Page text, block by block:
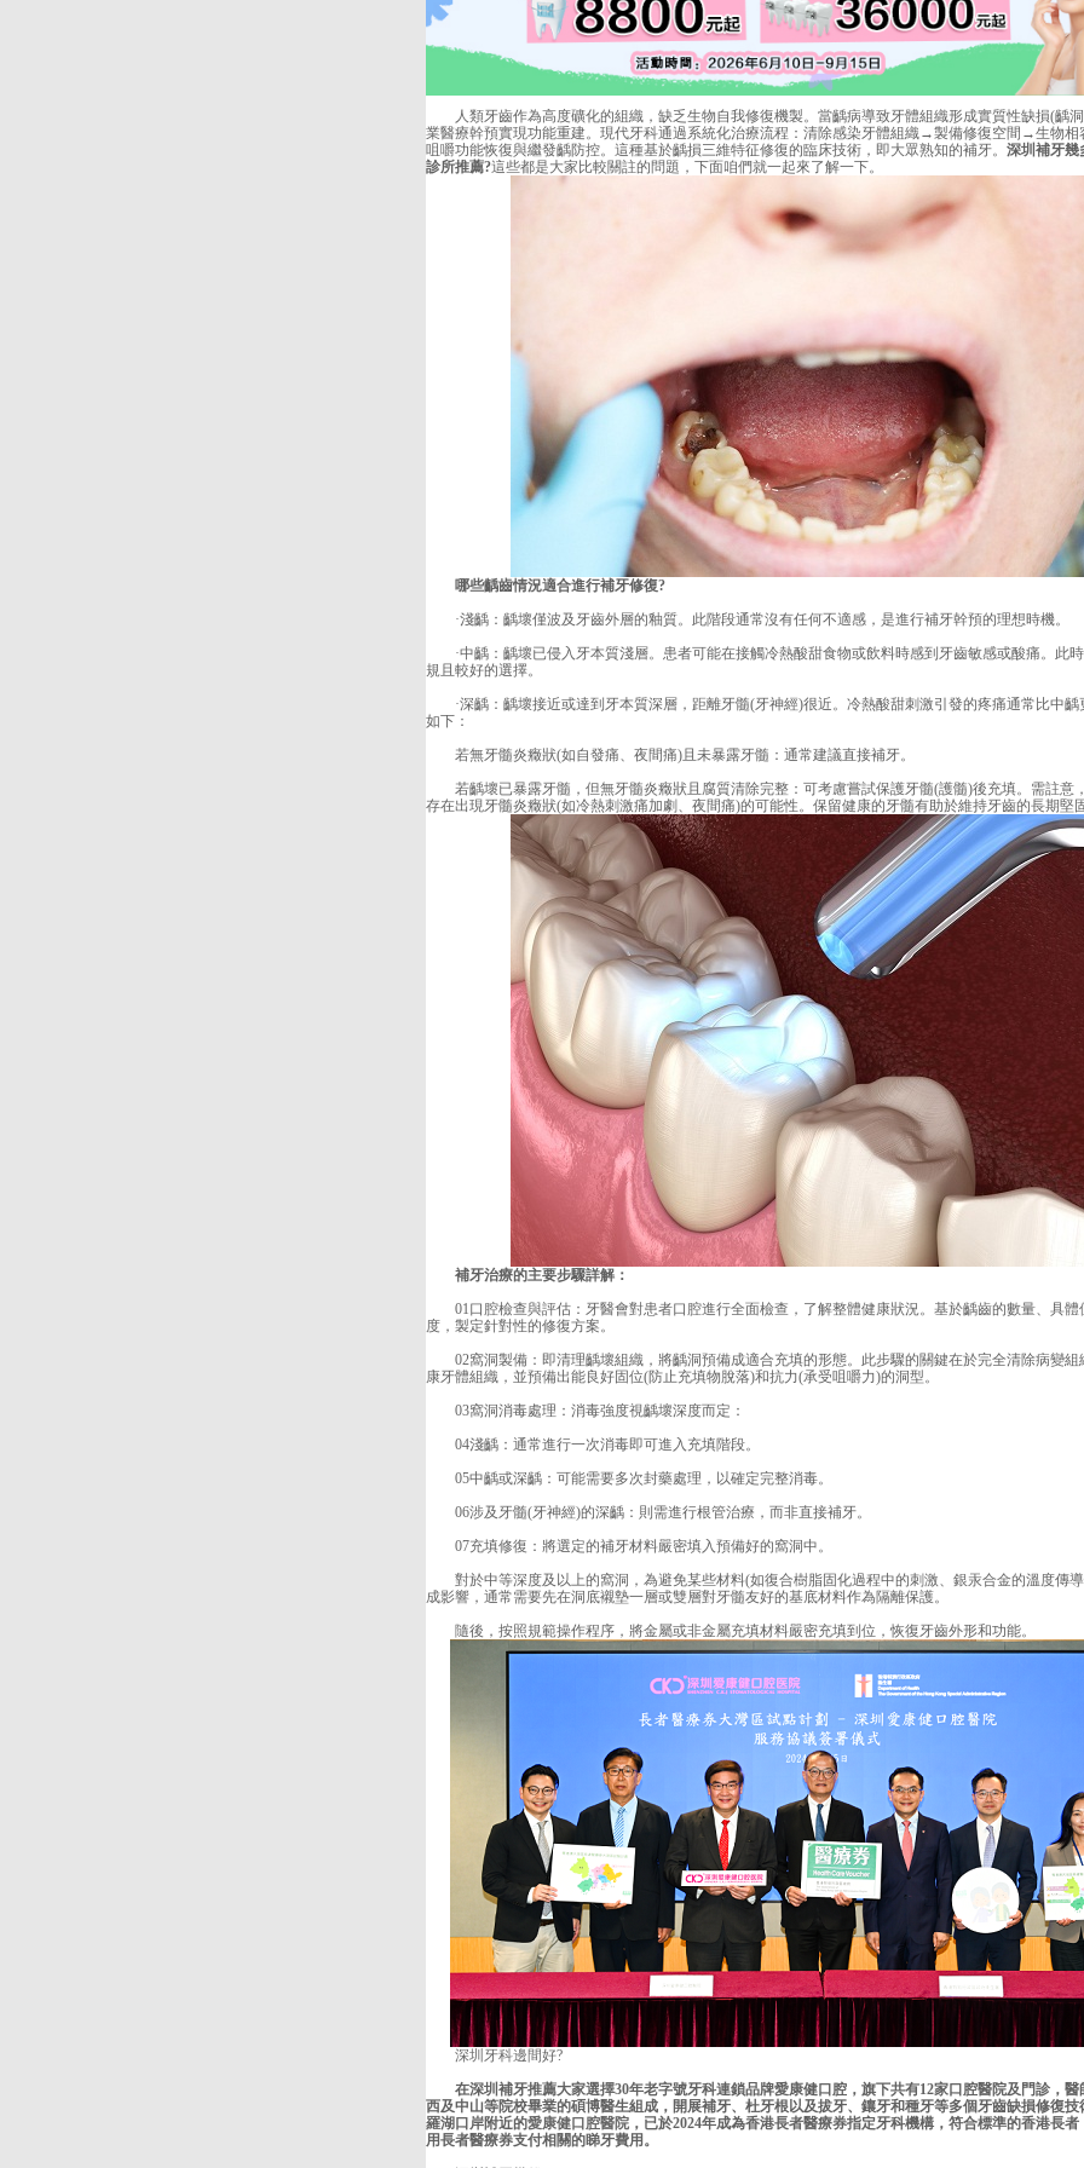
人類牙齒作為高度礦化的組織，缺乏生物自我修復機製。當齲病導致牙體組織形成實質性缺損(齲
業醫療幹預實現功能重建。現代牙科通過系統化治療流程：清除感染牙體組織→製備修復空間→生物相
咀嚼功能恢復與繼發齲防控。這種基於齲損三維特征修復的臨床技術，即大眾熟知的補牙。 深圳補牙幾
診所推薦?這些都是大家比較關註的問題，下面咱們就一起來了解一下。
哪些齲齒情況適合進行補牙修復?
·淺齲：齲壞僅波及牙齒外層的釉質。此階段通常沒有任何不適感，是進行補牙幹預的理想時機。
·中齲：齲壞已侵入牙本質淺層。患者可能在接觸冷熱酸甜食物或飲料時感到牙齒敏感或酸痛。此
規且較好的選擇。
·深齲：齲壞接近或達到牙本質深層，距離牙髓(牙神經)很近。冷熱酸甜刺激引發的疼痛通常比中齲
如下：
若無牙髓炎癥狀(如自發痛、夜間痛)且未暴露牙髓：通常建議直接補牙。
若齲壞已暴露牙髓，但無牙髓炎癥狀且腐質清除完整：可考慮嘗試保護牙髓(護髓)後充填。需註意
存在出現牙髓炎癥狀(如冷熱刺激痛加劇、夜間痛)的可能性。保留健康的牙髓有助於維持牙齒的長期堅
補牙治療的主要步驟詳解：
01口腔檢查與評估：牙醫會對患者口腔進行全面檢查，了解整體健康狀況。基於齲齒的數量、具體
度，製定針對性的修復方案。
02窩洞製備：即清理齲壞組織，將齲洞預備成適合充填的形態。此步驟的關鍵在於完全清除病變組
康牙體組織，並預備出能良好固位(防止充填物脫落)和抗力(承受咀嚼力)的洞型。
03窩洞消毒處理：消毒強度視齲壞深度而定：
04淺齲：通常進行一次消毒即可進入充填階段。
05中齲或深齲：可能需要多次封藥處理，以確定完整消毒。
06涉及牙髓(牙神經)的深齲：則需進行根管治療，而非直接補牙。
07充填修復：將選定的補牙材料嚴密填入預備好的窩洞中。
對於中等深度及以上的窩洞，為避免某些材料(如復合樹脂固化過程中的刺激、銀汞合金的溫度傳
成影響，通常需要先在洞底襯墊一層或雙層對牙髓友好的基底材料作為隔離保護。
隨後，按照規範操作程序，將金屬或非金屬充填材料嚴密充填到位，恢復牙齒外形和功能。
深圳牙科邊間好?
在深圳補牙推薦大家選擇30年老字號牙科連鎖品牌愛康健口腔，旗下共有12家口腔醫院及門診，醫
西及中山等院校畢業的碩博醫生組成，開展補牙、杜牙根以及拔牙、鑲牙和種牙等多個牙齒缺損修復
羅湖口岸附近的愛康健口腔醫院 ，已於2024年成為香港長者醫療券指定牙科機構，符合標準的香港長
用長者醫療券支付相關的睇牙費用。